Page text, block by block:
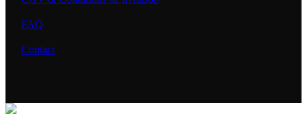
FAQ
Contact